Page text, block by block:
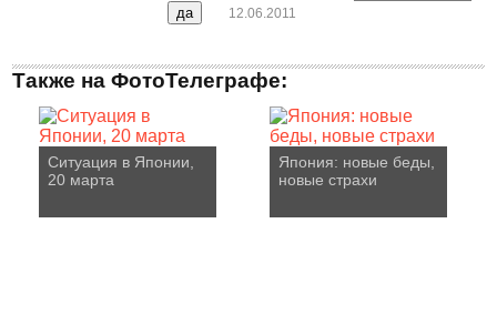
12.06.2011
Также на ФотоТелеграфе:
Ситуация в Японии,
20 марта
Япония: новые беды,
новые страхи